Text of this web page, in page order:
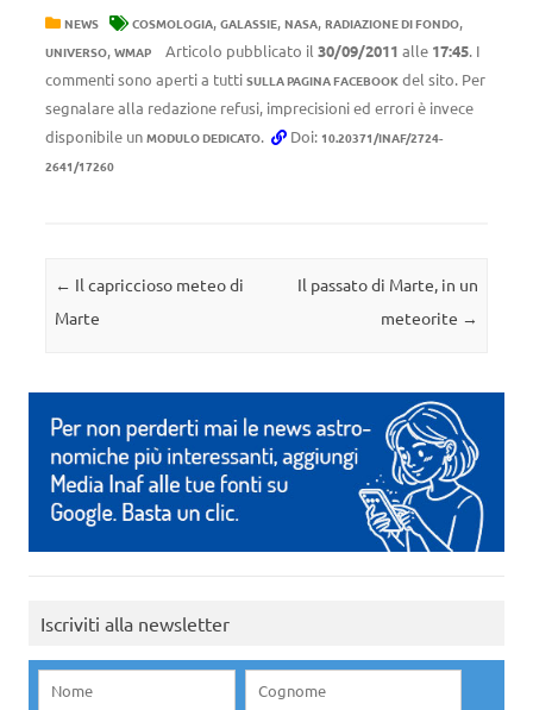
NEWS COSMOLOGIA, GALASSIE, NASA, RADIAZIONE DI FONDO,
UNIVERSO, WMAP Articolo pubblicato il 30/09/2011 alle 17:45. I
commenti sono aperti a tutti SULLA PAGINA FACEBOOK del sito. Per
segnalare alla redazione refusi, imprecisioni ed errori è invece
disponibile un MODULO DEDICATO. Doi: 10.20371/INAF/2724-
2641/17260
Navigazione articolo
← Il capriccioso meteo di
Marte
Il passato di Marte, in un
meteorite →
Iscriviti alla newsletter